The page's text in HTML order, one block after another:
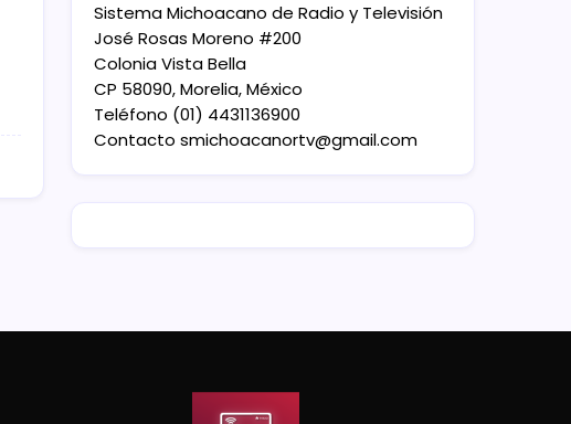
Sistema Michoacano de Radio y Televisión
José Rosas Moreno #200
Colonia Vista Bella
CP 58090, Morelia, México
Teléfono (01) 4431136900
Contacto smichoacanortv@gmail.com